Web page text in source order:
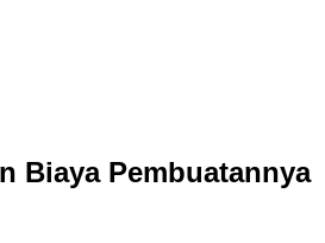
Biaya Pembuatannya